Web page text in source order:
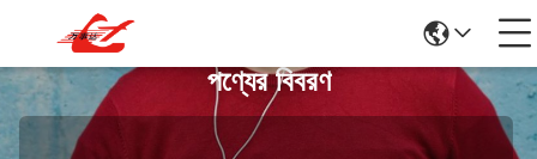
পণ্যের বিবরণ